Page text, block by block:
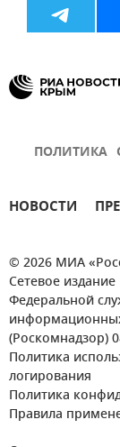
ПОЛИТИКА
НОВОСТИ
© 2026 МИА
Сетевое
Федеральной
(Роскомнадзор)
Политика
логирования
Политика
Правила